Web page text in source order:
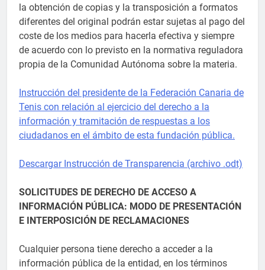
la obtención de copias y la transposición a formatos
diferentes del original podrán estar sujetas al pago del
coste de los medios para hacerla efectiva y siempre
de acuerdo con lo previsto en la normativa reguladora
propia de la Comunidad Autónoma sobre la materia.
Instrucción del presidente de la Federación Canaria de
Tenis con relación al ejercicio del derecho a la
información y tramitación de respuestas a los
ciudadanos en el ámbito de esta fundación pública.
Descargar Instrucción de Transparencia (archivo .odt)
SOLICITUDES DE DERECHO DE ACCESO A
INFORMACIÓN PÚBLICA: MODO DE PRESENTACIÓN
E INTERPOSICIÓN DE RECLAMACIONES
Cualquier persona tiene derecho a acceder a la
información pública de la entidad, en los términos